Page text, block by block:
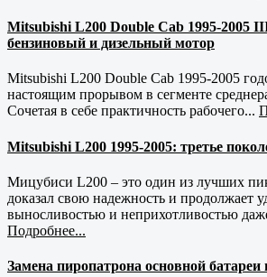
Mitsubishi L200 Double Cab 1995-2005
бензиновый и дизельный мотор
Mitsubishi L200 Double Cab 1995-2005
настоящим прорывом в сегменте
Сочетая в себе практичность рабочего...
Mitsubishi L200 1995-2005: третье
Мицубиси L200 – это один из лучших
доказал свою надежность и продолжает
выносливостью и неприхотливостью
Подробнее...
Замена пиропатрона основной батареи